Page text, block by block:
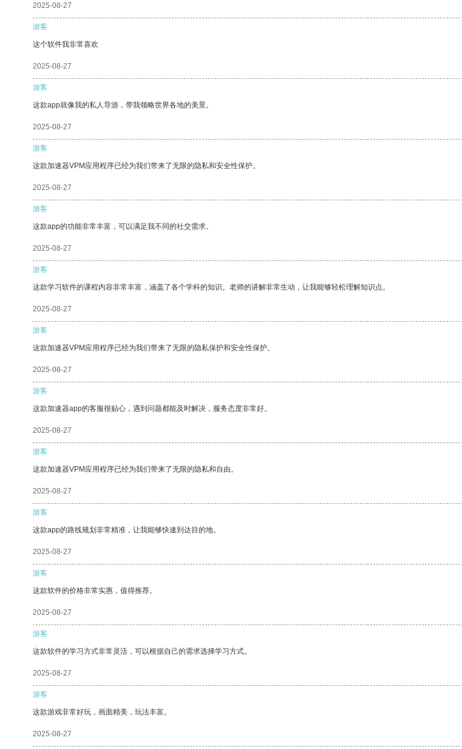
2025-08-27
游客
这个软件我非常喜欢
2025-08-27
游客
这款app就像我的私人导游，带我领略世界各地的美景。
2025-08-27
游客
这款加速器VPM应用程序已经为我们带来了无限的隐私和安全性保护。
2025-08-27
游客
这款app的功能非常丰富，可以满足我不同的社交需求。
2025-08-27
游客
这款学习软件的课程内容非常丰富，涵盖了各个学科的知识。老师的讲解非常生动，让我能够轻松理解知识点。
2025-08-27
游客
这款加速器VPM应用程序已经为我们带来了无限的隐私保护和安全性保护。
2025-08-27
游客
这款加速器app的客服很贴心，遇到问题都能及时解决，服务态度非常好。
2025-08-27
游客
这款加速器VPM应用程序已经为我们带来了无限的隐私和自由。
2025-08-27
游客
这款app的路线规划非常精准，让我能够快速到达目的地。
2025-08-27
游客
这款软件的价格非常实惠，值得推荐。
2025-08-27
游客
这款软件的学习方式非常灵活，可以根据自己的需求选择学习方式。
2025-08-27
游客
这款游戏非常好玩，画面精美，玩法丰富。
2025-08-27